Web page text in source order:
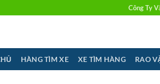
Công Ty
HÀNG TÌM XE XE TÌM HÀNG RAO